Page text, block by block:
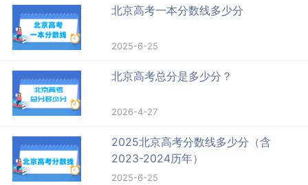
北京高考一本分数线多少分
2025-6-25
北京高考总分是多少分？
2026-4-27
2025北京高考分数线多少分（含
2023-2024历年）
2025-6-25